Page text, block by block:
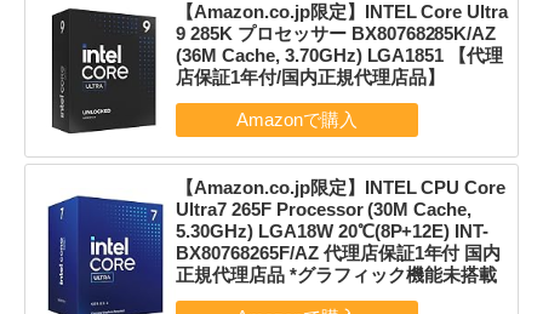
【Amazon.co.jp限定】INTEL Core Ultra
9 285K プロセッサー BX80768285K/AZ
(36M Cache, 3.70GHz) LGA1851 【代理
店保証1年付/国内正規代理店品】
【Amazon.co.jp限定】INTEL CPU Core
Ultra7 265F Processor (30M Cache,
5.30GHz) LGA18W 20℃(8P+12E) INT-
BX80768265F/AZ 代理店保証1年付 国内
正規代理店品 *グラフィック機能未搭載